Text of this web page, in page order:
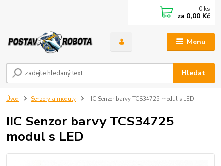
Menu
Hledat
0 ks
za 0,00 Kč
Úvod Senzory a moduly IIC Senzor barvy TCS34725 modul s LED
IIC Senzor barvy TCS34725
modul s LED